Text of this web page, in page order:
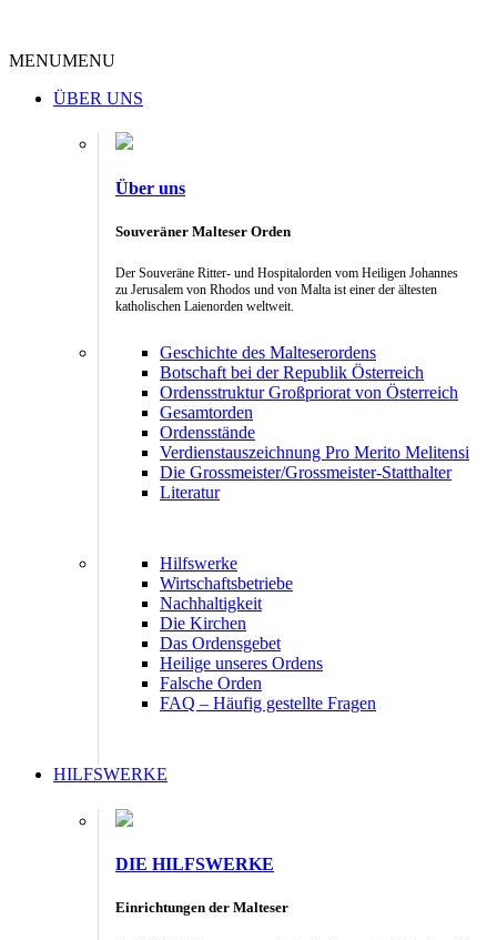
MENUMENU
ÜBER UNS
Über uns
Souveräner Malteser Orden
Der Souveräne Ritter- und Hospitalorden vom Heiligen Johannes
zu Jerusalem von Rhodos und von Malta ist einer der ältesten
katholischen Laienorden weltweit.
Geschichte des Malteserordens
Botschaft bei der Republik Österreich
Ordensstruktur Großpriorat von Österreich
Gesamtorden
Ordensstände
Verdienstauszeichnung Pro Merito Melitensi
Die Grossmeister/Grossmeister-Statthalter
Literatur
Hilfswerke
Wirtschaftsbetriebe
Nachhaltigkeit
Die Kirchen
Das Ordensgebet
Heilige unseres Ordens
Falsche Orden
FAQ – Häufig gestellte Fragen
HILFSWERKE
DIE HILFSWERKE
Einrichtungen der Malteser